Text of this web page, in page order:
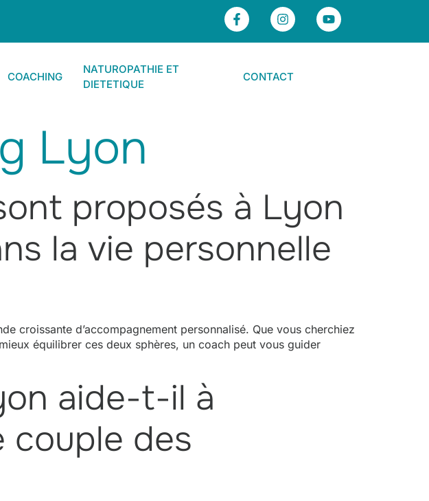
COACHING
NATUROPATHIE ET
DIETETIQUE
CONTACT
Lyon
proposés à Lyon
la vie personnelle
croissante d’accompagnement personnalisé. Que vous cherchiez
équilibrer ces deux sphères, un coach peut vous guider
aide-t-il à
couple des